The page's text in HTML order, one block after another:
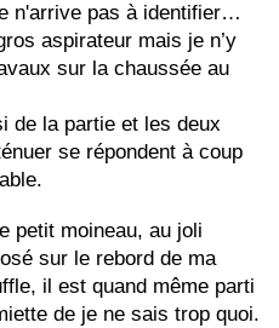
n'arrive pas à identifier…
aspirateur mais je n’y
sur la chaussée au
de la partie et les deux
se répondent à coup
petit moineau, au joli
sur le rebord de ma
il est quand même parti
de je ne sais trop quoi.